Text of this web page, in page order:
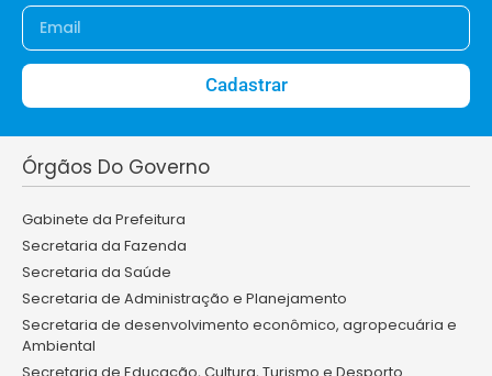
Cadastrar
Órgãos Do Governo
Gabinete da Prefeitura
Secretaria da Fazenda
Secretaria da Saúde
Secretaria de Administração e Planejamento
Secretaria de desenvolvimento econômico, agropecuária e
Ambiental
Secretaria de Educação, Cultura, Turismo e Desporto